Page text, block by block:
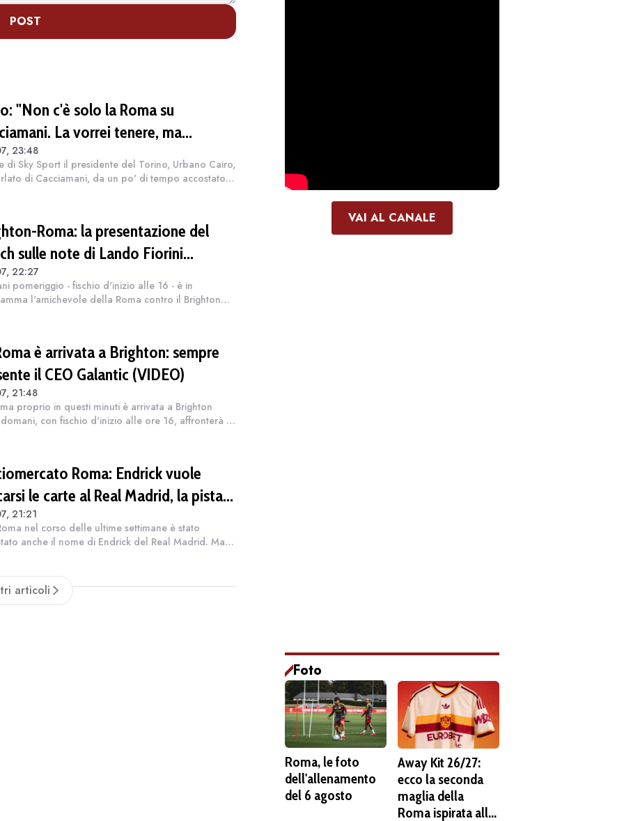
POST
"Non c'è solo la Roma su
La vorrei tenere, ma
23:48
di Sky Sport il presidente del Torino, Urbano Cairo,
di Cacciamani, da un po' di tempo accostato
Roma: la presentazione del
sulle note di Lando Fiorini
22:27
pomeriggio - fischio d'inizio alle 16 - è in
l'amichevole della Roma contro il Brighton
è arrivata a Brighton: sempre
il CEO Galantic (VIDEO)
21:48
proprio in questi minuti è arrivata a Brighton
con fischio d'inizio alle ore 16, affronterà i
Roma: Endrick vuole
le carte al Real Madrid, la pista
21:21
nel corso delle ultime settimane è stato
anche il nome di Endrick del Real Madrid. Ma
articoli
VAI AL CANALE
Foto
Roma, le foto
dell'allenamento
del 6 agosto
Away Kit 26/27:
ecco la seconda
maglia della
Roma ispirata alla